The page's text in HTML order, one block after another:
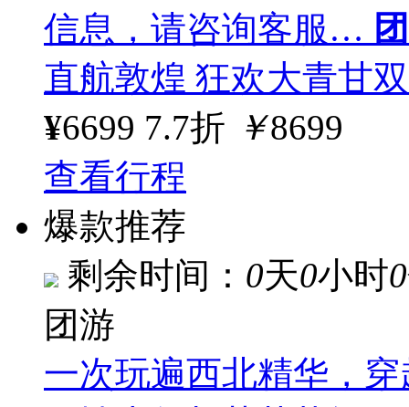
信息，请咨询客服…
直航敦煌 狂欢大青甘
¥6699 7.7折 ￥8699
查看行程
爆款推荐
剩余时间： 0天0小时0
团游
一次玩遍西北精华，